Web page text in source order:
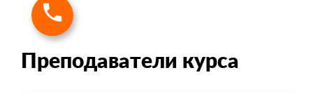
Преподаватели курса